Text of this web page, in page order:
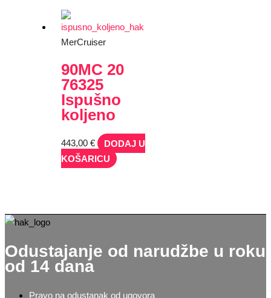
MerCruiser
90MC 20
76325
Ispušno
koljeno
443,00€
DODAJ U
KOŠARICU
Odustajanje od narudžbe u roku
od 14 dana
Pravo na odustanak od ugovora